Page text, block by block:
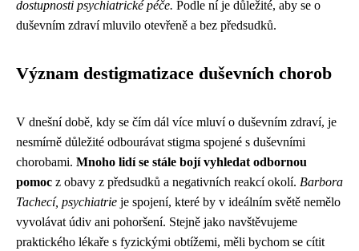
dostupnosti psychiatrické péče. Podle ní je důležité, aby se o
duševním zdraví mluvilo otevřeně a bez předsudků.
Význam destigmatizace duševních chorob
V dnešní době, kdy se čím dál více mluví o duševním zdraví, je
nesmírně důležité odbourávat stigma spojené s duševními
chorobami. Mnoho lidí se stále bojí vyhledat odbornou
pomoc z obavy z předsudků a negativních reakcí okolí. Barbora
Tachecí, psychiatrie je spojení, které by v ideálním světě nemělo
vyvolávat údiv ani pohoršení. Stejně jako navštěvujeme
praktického lékaře s fyzickými obtížemi, měli bychom se cítit